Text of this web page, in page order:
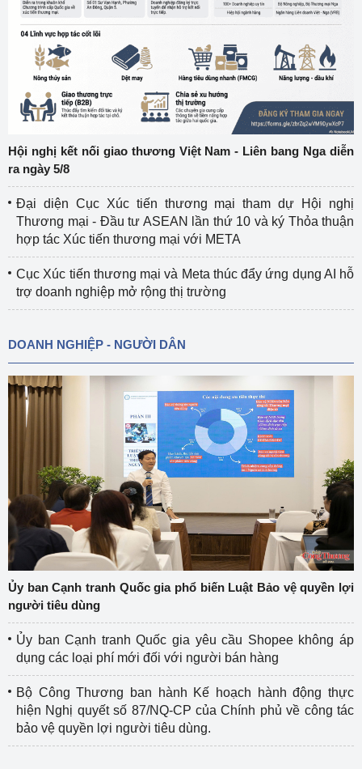
Hội nghị kết nối giao thương Việt Nam - Liên bang Nga diễn
ra ngày 5/8
Đại diện Cục Xúc tiến thương mại tham dự Hội nghị
Thương mại - Đầu tư ASEAN lần thứ 10 và ký Thỏa thuận
hợp tác Xúc tiến thương mại với META
Cục Xúc tiến thương mại và Meta thúc đẩy ứng dụng AI hỗ
trợ doanh nghiệp mở rộng thị trường
DOANH NGHIỆP - NGƯỜI DÂN
Ủy ban Cạnh tranh Quốc gia phổ biến Luật Bảo vệ quyền lợi
người tiêu dùng
Ủy ban Cạnh tranh Quốc gia yêu cầu Shopee không áp
dụng các loại phí mới đối với người bán hàng
Bộ Công Thương ban hành Kế hoạch hành động thực
hiện Nghị quyết số 87/NQ-CP của Chính phủ về công tác
bảo vệ quyền lợi người tiêu dùng.